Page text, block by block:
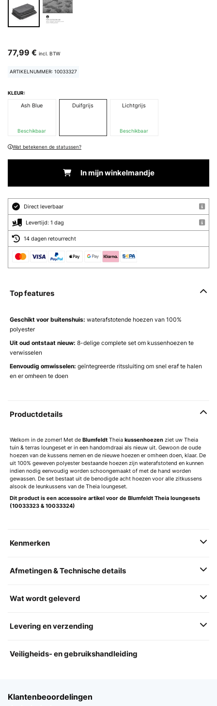
77,99 € incl. BTW
ARTIKELNUMMER: 10033327
KLEUR:
Ash Blue
Beschikbaar
Duifgrijs Lichtgrijs
Beschikbaar
Wat betekenen de statussen?
In mijn winkelmandje
Direct leverbaar
Levertijd: 1 dag
14 dagen retourrecht
Top features
Geschikt voor buitenshuis: waterafstotende hoezen van 100%
polyester
Uit oud ontstaat nieuw: 8-delige complete set om kussenhoezen te
verwisselen
Eenvoudig omwisselen: geïntegreerde ritssluiting om snel eraf te halen
en er omheen te doen
Productdetails
Welkom in de zomer! Met de Blumfeldt Theia kussenhoezen ziet uw Theia
tuin & terras loungeset er in een handomdraai als nieuw uit. Gewoon de oude
hoezen van de kussens nemen en de nieuwe hoezen er omheen doen, klaar. De
uit 100% geweven polyester bestaande hoezen zijn waterafstotend en kunnen
indien nodig eenvoudig worden schoongemaakt of met de hand worden
gewassen. De set bestaat uit de benodigde acht hoezen voor alle zitkussens
alsook de leunkussens van de Theia loungeset.
Dit product is een accessoire artikel voor de Blumfeldt Theia loungesets
(10033323 & 10033324)
Kenmerken
Afmetingen & Technische details
Wat wordt geleverd
Levering en verzending
Veiligheids- en gebruikshandleiding
Klantenbeoordelingen